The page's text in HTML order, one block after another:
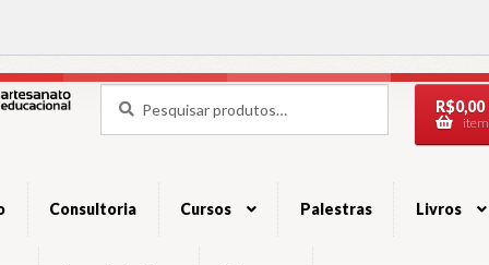
por:
R$0,00
item
Consultoria Cursos Palestras Livros